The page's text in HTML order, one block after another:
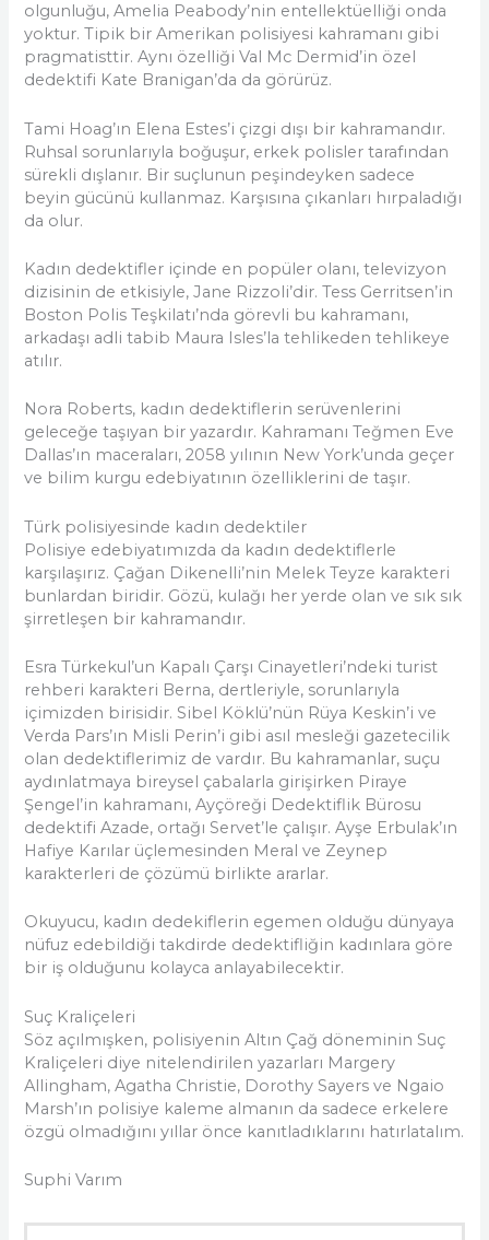
olgunluğu, Amelia Peabody’nin entellektüelliği onda
yoktur. Tipik bir Amerikan polisiyesi kahramanı gibi
pragmatisttir. Aynı özelliği Val Mc Dermid’in özel
dedektifi Kate Branigan’da da görürüz.
Tami Hoag’ın Elena Estes’i çizgi dışı bir kahramandır.
Ruhsal sorunlarıyla boğuşur, erkek polisler tarafından
sürekli dışlanır. Bir suçlunun peşindeyken sadece
beyin gücünü kullanmaz. Karşısına çıkanları hırpaladığı
da olur.
Kadın dedektifler içinde en popüler olanı, televizyon
dizisinin de etkisiyle, Jane Rizzoli’dir. Tess Gerritsen’in
Boston Polis Teşkilatı’nda görevli bu kahramanı,
arkadaşı adli tabib Maura Isles’la tehlikeden tehlikeye
atılır.
Nora Roberts, kadın dedektiflerin serüvenlerini
geleceğe taşıyan bir yazardır. Kahramanı Teğmen Eve
Dallas’ın maceraları, 2058 yılının New York’unda geçer
ve bilim kurgu edebiyatının özelliklerini de taşır.
Türk polisiyesinde kadın dedektiler
Polisiye edebiyatımızda da kadın dedektiflerle
karşılaşırız. Çağan Dikenelli’nin Melek Teyze karakteri
bunlardan biridir. Gözü, kulağı her yerde olan ve sık sık
şirretleşen bir kahramandır.
Esra Türkekul’un Kapalı Çarşı Cinayetleri’ndeki turist
rehberi karakteri Berna, dertleriyle, sorunlarıyla
içimizden birisidir. Sibel Köklü’nün Rüya Keskin’i ve
Verda Pars’ın Misli Perin’i gibi asıl mesleği gazetecilik
olan dedektiflerimiz de vardır. Bu kahramanlar, suçu
aydınlatmaya bireysel çabalarla girişirken Piraye
Şengel’in kahramanı, Ayçöreği Dedektiflik Bürosu
dedektifi Azade, ortağı Servet’le çalışır. Ayşe Erbulak’ın
Hafiye Karılar üçlemesinden Meral ve Zeynep
karakterleri de çözümü birlikte ararlar.
Okuyucu, kadın dedekiflerin egemen olduğu dünyaya
nüfuz edebildiği takdirde dedektifliğin kadınlara göre
bir iş olduğunu kolayca anlayabilecektir.
Suç Kraliçeleri
Söz açılmışken, polisiyenin Altın Çağ döneminin Suç
Kraliçeleri diye nitelendirilen yazarları Margery
Allingham, Agatha Christie, Dorothy Sayers ve Ngaio
Marsh’ın polisiye kaleme almanın da sadece erkelere
özgü olmadığını yıllar önce kanıtladıklarını hatırlatalım.
Suphi Varım